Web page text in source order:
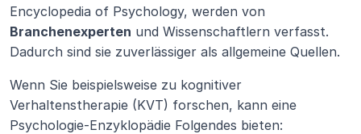
Branchenexperten und Wissenschaftlern verfasst.
Dadurch sind sie zuverlässiger als allgemeine Quellen.
Wenn Sie beispielsweise zu kognitiver
Verhaltenstherapie (KVT) forschen, kann eine
Psychologie-Enzyklopädie Folgendes bieten: